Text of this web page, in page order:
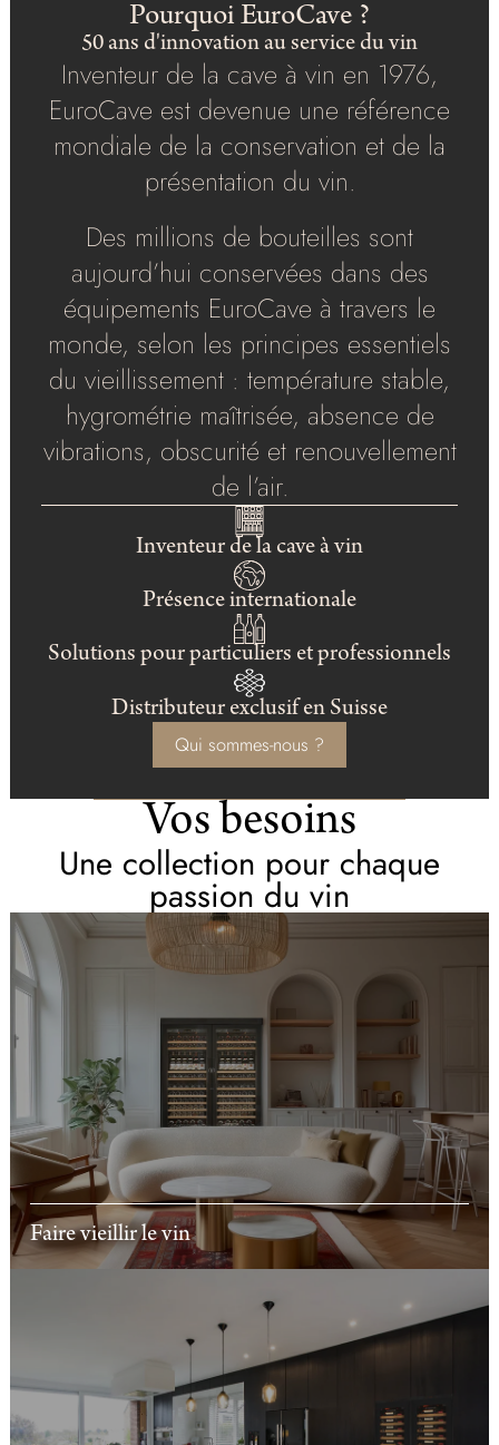
Pourquoi EuroCave ?
50 ans d'innovation au service du vin
Inventeur de la cave à vin en 1976,
EuroCave est devenue une référence
mondiale de la conservation et de la
présentation du vin.
Des millions de bouteilles sont
aujourd’hui conservées dans des
équipements EuroCave à travers le
monde, selon les principes essentiels
du vieillissement : température stable,
hygrométrie maîtrisée, absence de
vibrations, obscurité et renouvellement
de l’air.
Inventeur de la cave à vin
Présence internationale
Solutions pour particuliers et professionnels
Distributeur exclusif en Suisse
Qui sommes-nous ?
Vos besoins
Une collection pour chaque
passion du vin
Faire vieillir le vin